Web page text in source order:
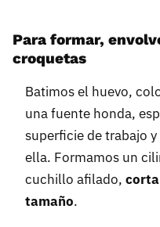
Para formar,
croquetas
Batimos el huevo,
una fuente honda,
superficie de trabajo
ella. Formamos un
cuchillo afilado,
tamaño.